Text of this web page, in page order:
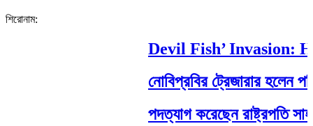
শিরোনাম:
Devil Fish’ Invasion:
নোবিপ্রবির ট্রেজারার হলেন
পদত্যাগ করেছেন রাষ্ট্রপতি